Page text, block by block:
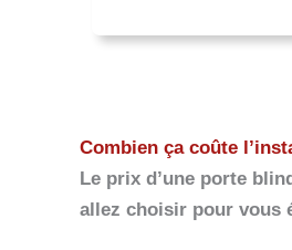
Combien ça coûte
Le prix d’une porte
allez choisir pour vous